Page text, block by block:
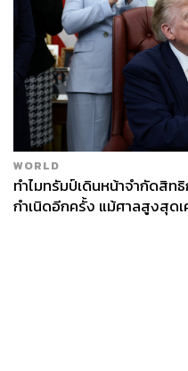
WORLD
ทำไมทรัมป์เดินหน้าจำกัดสิท
กำเนิดอีกครั้ง แม้ศาลสูงสุด